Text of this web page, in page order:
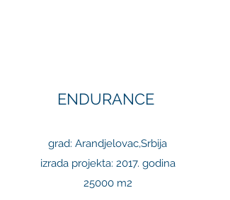
ENDURANCE
grad: Arandjelovac,Srbija
izrada projekta: 2017. godina
25000 m2